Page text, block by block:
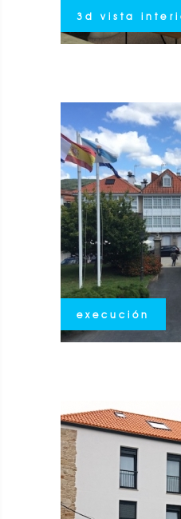
3d vista
execución